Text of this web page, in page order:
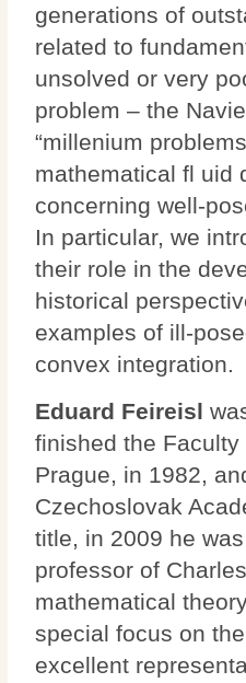
generations of
related to
unsolved or very
problem – the
“millenium
mathematical fl uid
concerning well-
In particular, we
their role in the
historical
examples of ill-
convex integration.
Eduard Feireisl
finished the
Prague, in 1982,
Czechoslovak
title, in 2009 he
professor of
mathematical
special focus on
excellent